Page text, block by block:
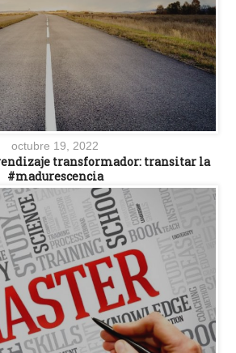
octubre 19, 2022
transformador: transitar la
#madurescencia